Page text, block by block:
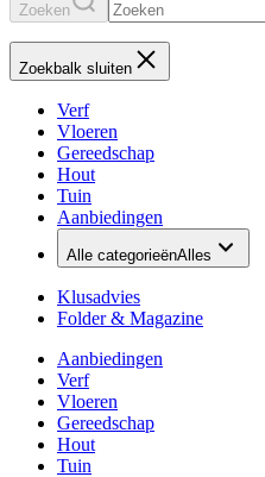
Zoeken
Zoekbalk sluiten
Verf
Vloeren
Gereedschap
Hout
Tuin
Aanbiedingen
Alle categorieënAlles
Klusadvies
Folder & Magazine
Aanbiedingen
Verf
Vloeren
Gereedschap
Hout
Tuin